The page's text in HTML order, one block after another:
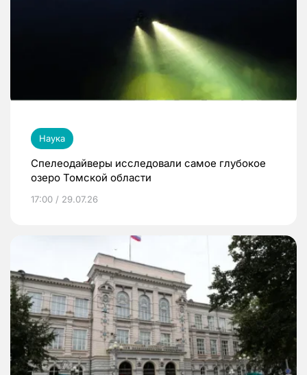
Наука
Спелеодайверы исследовали самое глубокое
озеро Томской области
17:00 / 29.07.26